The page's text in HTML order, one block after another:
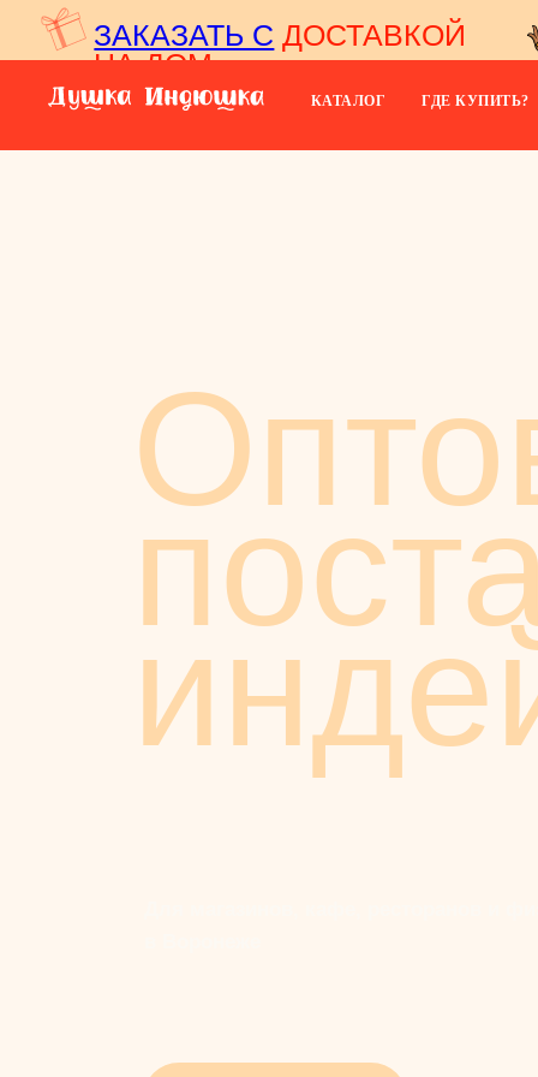
ЗАКАЗАТЬ С ДОСТАВКОЙ
НА ДОМ
КАТАЛОГ ГДЕ КУПИТЬ?
ЗАКАЗАТЬ С